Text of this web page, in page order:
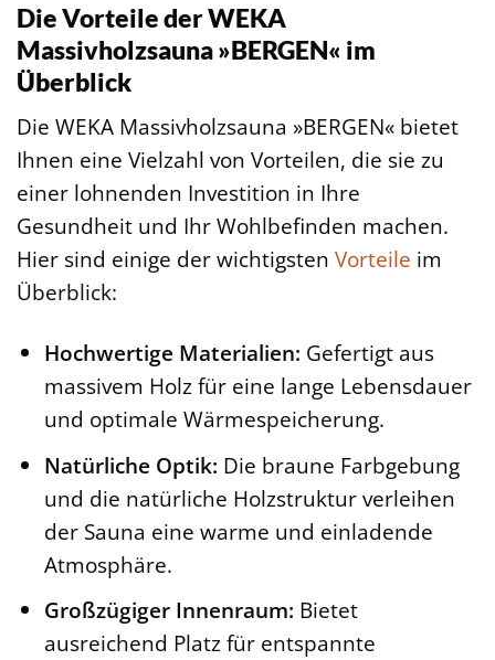
Die Vorteile der WEKA
Massivholzsauna »BERGEN« im
Überblick
Die WEKA Massivholzsauna »BERGEN« bietet
Ihnen eine Vielzahl von Vorteilen, die sie zu
einer lohnenden Investition in Ihre
Gesundheit und Ihr Wohlbefinden machen.
Hier sind einige der wichtigsten Vorteile im
Überblick:
Hochwertige Materialien: Gefertigt aus
massivem Holz für eine lange Lebensdauer
und optimale Wärmespeicherung.
Natürliche Optik: Die braune Farbgebung
und die natürliche Holzstruktur verleihen
der Sauna eine warme und einladende
Atmosphäre.
Großzügiger Innenraum: Bietet
ausreichend Platz für entspannte